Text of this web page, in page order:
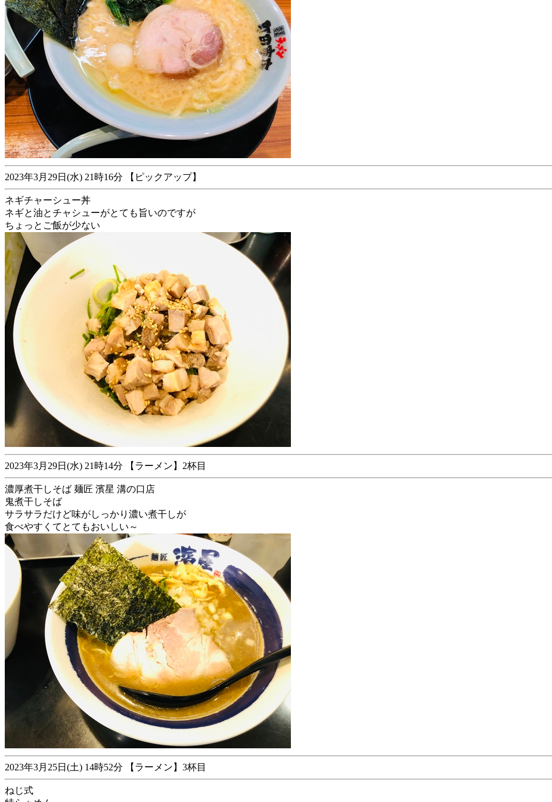
2023年3月29日(水) 21時16分 【ピックアップ】
ネギチャーシュー丼
ネギと油とチャシューがとても旨いのですが
ちょっとご飯が少ない
2023年3月29日(水) 21時14分 【ラーメン】2杯目
濃厚煮干しそば 麺匠 濱星 溝の口店
鬼煮干しそば
サラサラだけど味がしっかり濃い煮干しが
食べやすくてとてもおいしい～
2023年3月25日(土) 14時52分 【ラーメン】3杯目
ねじ式